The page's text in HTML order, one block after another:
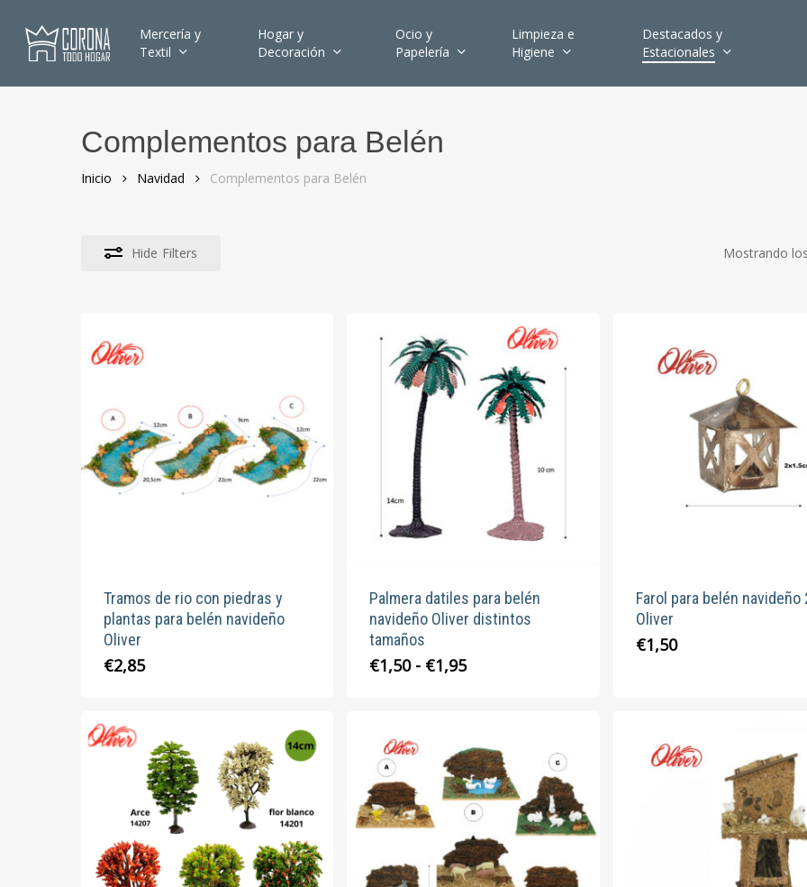
Hit enter to search or ESC to close
Mercería y
Textil
Hogar y
Decoración
Ocio y
Papelería
Limpieza e
Higiene
Destacados y
Estacionales
Complementos para Belén
Inicio Navidad Complementos para Belén
Hide Filters Mostrando
Tramos de rio con piedras y
plantas para belén navideño
Oliver
€2,85
variantes.
Las
opciones
se
pueden
elegir
Palmera datiles para belén
navideño Oliver distintos
tamaños
€1,50 - €1,95Rango
€1,50
hasta
€1,95
variantes.
Las
opciones
pueden
elegir
Farol para belén navideño
Oliver
€1,50